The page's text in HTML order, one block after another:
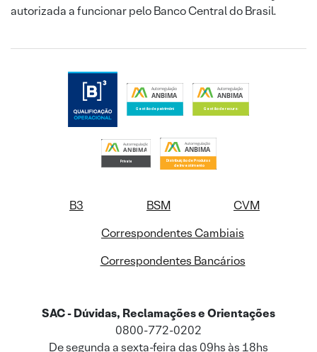
autorizada a funcionar pelo Banco Central do Brasil.
B3 BSM
CVM
Correspondentes Cambiais
Correspondentes Bancários
SAC - Dúvidas, Reclamações e Orientações
0800-772-0202
De segunda a sexta-feira das 09hs às 18hs